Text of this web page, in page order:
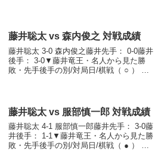
藤井聡太 vs 森内俊之 対戦成績
藤井聡太 3-0 森内俊之藤井先手： 0-0藤井
後手： 3-0▼藤井竜王・名人から見た勝
敗・先手後手の別/対局日/棋戦（ ○ ） 後
藤井聡太 vs 服部慎一郎 対戦成績
藤井聡太 4-1 服部慎一郎藤井先手： 3-0藤
井後手： 1-1▼藤井竜王・名人から見た勝
敗・先手後手の別/対局日/棋戦（ ● ） 後